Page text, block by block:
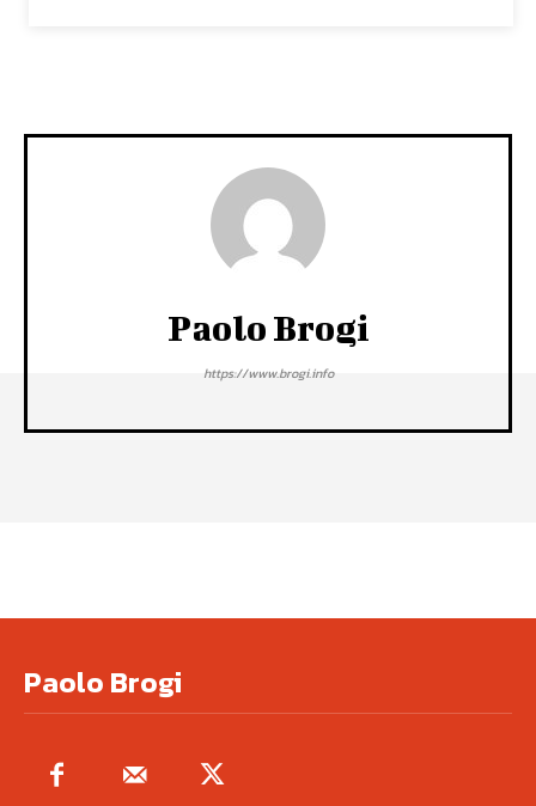
Paolo Brogi
https://www.brogi.info
Paolo Brogi